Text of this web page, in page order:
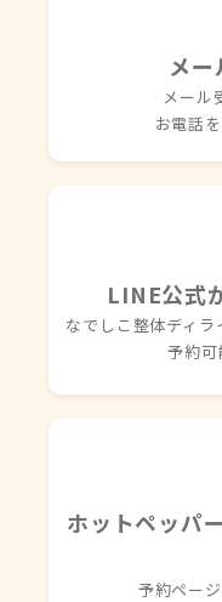
メ
メール
お電話を
LINE公式
なでしこ整体ディラ
予約可
ホットペッパ
予約ペー